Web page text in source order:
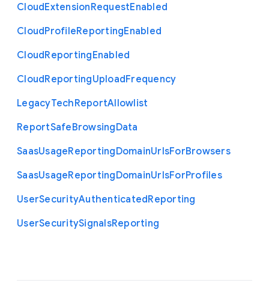
CloudExtensionRequestEnabled
CloudProfileReportingEnabled
CloudReportingEnabled
CloudReportingUploadFrequency
LegacyTechReportAllowlist
ReportSafeBrowsingData
SaasUsageReportingDomainUrlsForBrowsers
SaasUsageReportingDomainUrlsForProfiles
UserSecurityAuthenticatedReporting
UserSecuritySignalsReporting